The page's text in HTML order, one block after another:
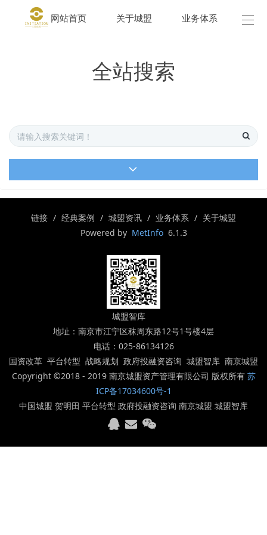
网站首页 关于城盟 业务体系 城
全站搜索
链接 经典案例 城盟资讯 业务体系
关于城盟
Powered by MetInfo6.1.3
城盟智库
地址：南京市江宁区秣周东路12号1号楼4层
电话：025-86134126
国资改革 平台转型 战略规划 政府投融资咨询 城盟智库 南京城盟
Copyright ©2018 - 2019 南京城盟资产管理有限公司 版权所有 苏
ICP备17034600号-1
中国城盟 贺明田 平台转型 政府投融资咨询 南京城盟 城盟智库